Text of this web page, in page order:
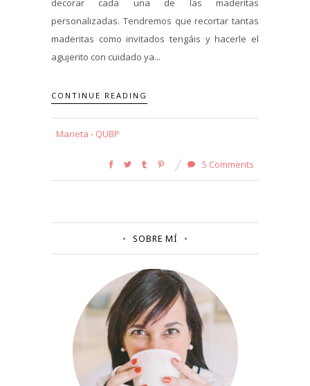
decorar cada una de las maderitas
personalizadas. Tendremos que recortar tantas
maderitas como invitados tengáis y hacerle el
agujerito con cuidado ya...
CONTINUE READING
Marieta - QUBP
5 Comments
SOBRE MÍ